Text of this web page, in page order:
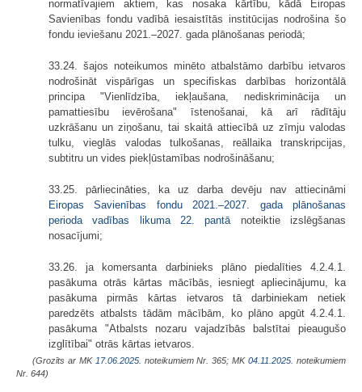
normatīvajiem aktiem, kas nosaka kārtību, kādā Eiropas
Savienības fondu vadībā iesaistītās institūcijas nodrošina šo
fondu ieviešanu 2021.–2027. gada plānošanas periodā;
33.24. šajos noteikumos minēto atbalstāmo darbību ietvaros
nodrošināt vispārīgas un specifiskas darbības horizontālā
principa "Vienlīdzība, iekļaušana, nediskriminācija un
pamattiesību ievērošana" īstenošanai, kā arī rādītāju
uzkrāšanu un ziņošanu, tai skaitā attiecībā uz zīmju valodas
tulku, vieglās valodas tulkošanas, reāllaika transkripcijas,
subtitru un vides piekļūstamības nodrošināšanu;
33.25. pārliecināties, ka uz darba devēju nav attiecināmi
Eiropas Savienības fondu 2021.–2027. gada plānošanas
perioda vadības likuma 22. pantā noteiktie izslēgšanas
nosacījumi;
33.26. ja komersanta darbinieks plāno piedalīties 4.2.4.1.
pasākuma otrās kārtas mācībās, iesniegt apliecinājumu, ka
pasākuma pirmās kārtas ietvaros tā darbiniekam netiek
paredzēts atbalsts tādām mācībām, ko plāno apgūt 4.2.4.1.
pasākuma "Atbalsts nozaru vajadzībās balstītai pieaugušo
izglītībai" otrās kārtas ietvaros.
(Grozīts ar MK 17.06.2025. noteikumiem Nr. 365; MK04.11.2025. noteikumiem
Nr. 644)